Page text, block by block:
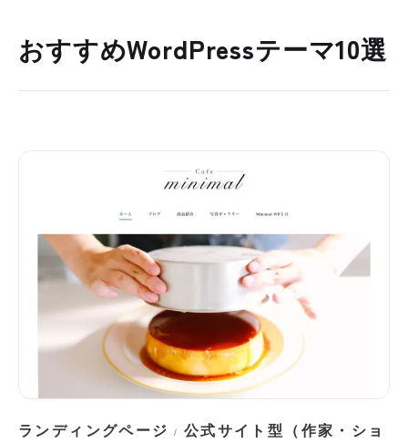
おすすめWordPressテーマ10選
ランディングページ / 公式サイト型（作家・ショ